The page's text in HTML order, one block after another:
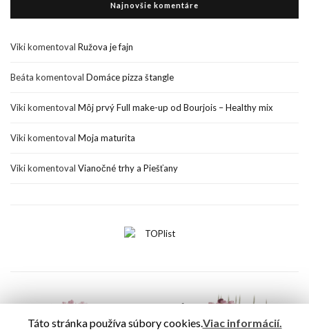
Najnovšie komentáre
Vikikomentoval Ružova je fajn
Beáta komentoval Domáce pizza štangle
Vikikomentoval Môj prvý Full make-up od Bourjois – Healthy mix
Vikikomentoval Moja maturita
Vikikomentoval Vianočné trhy a Piešťany
Táto stránka používa súbory cookies.Viac informácií.